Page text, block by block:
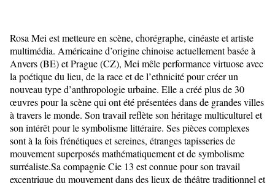
Rosa Mei est metteure en scène, chorégraphe, cinéaste et artiste
multimédia. Américaine d’origine chinoise actuellement basée à
Anvers (BE) et Prague (CZ), Mei mêle performance virtuose avec
la poétique du lieu, de la race et de l’ethnicité pour créer un
nouveau type d’anthropologie urbaine. Elle a créé plus de 30
œuvres pour la scène qui ont été présentées dans de grandes villes
à travers le monde. Son travail reflète son héritage multiculturel et
son intérêt pour le symbolisme littéraire. Ses pièces complexes
sont à la fois frénétiques et sereines, étranges tapisseries de
mouvement superposés mathématiquement et de symbolisme
surréaliste.Sa compagnie Cie 13 est connue pour son travail
excentrique du mouvement dans des lieux de théâtre traditionnel et